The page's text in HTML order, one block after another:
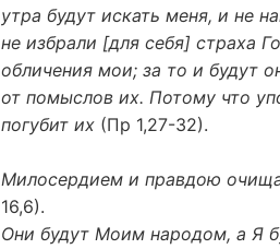
утра будут искать меня, и не
не избрали [для себя] страха
обличения мои; за то и будут
от помыслов их. Потому что
погубит их (Пр 1,27-32).
Милосердием и правдою
16,6).
Они будут Моим народом, а Я